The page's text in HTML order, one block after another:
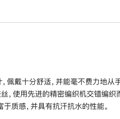
佩戴十分舒适，并能毫不费力地从
使用先进的精密编织机交错编织
质感，并具有抗汗抗水的性能。